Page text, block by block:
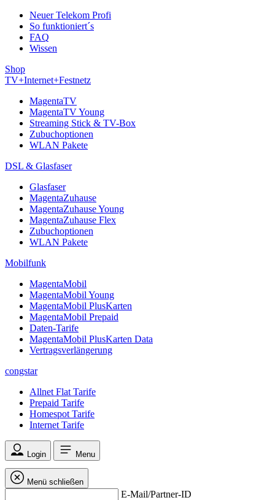
Neuer Telekom Profi
So funktioniert´s
FAQ
Wissen
Shop
TV+Internet+Festnetz
MagentaTV
MagentaTV Young
Streaming Stick & TV-Box
Zubuchoptionen
WLAN Pakete
DSL & Glasfaser
Glasfaser
MagentaZuhause
MagentaZuhause Young
MagentaZuhause Flex
Zubuchoptionen
WLAN Pakete
Mobilfunk
MagentaMobil
MagentaMobil Young
MagentaMobil PlusKarten
MagentaMobil Prepaid
Daten-Tarife
MagentaMobil PlusKarten Data
Vertragsverlängerung
congstar
Allnet Flat Tarife
Prepaid Tarife
Homespot Tarife
Internet Tarife
Login Menu
Menü schließen
E-Mail/Partner-ID